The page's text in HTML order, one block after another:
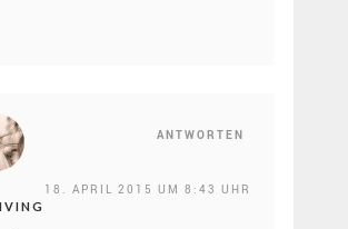
ANTWORTEN
18. APRIL 2015 UM 8:43 UHR